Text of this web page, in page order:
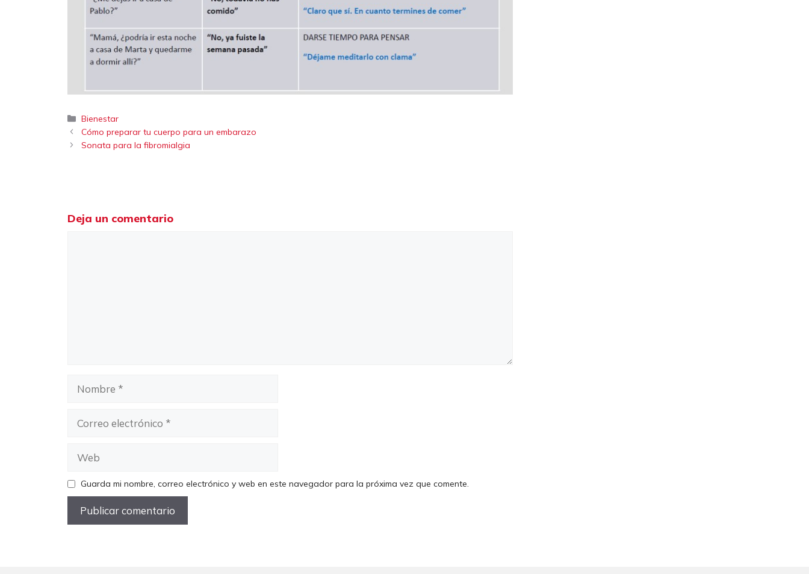
Categorías
Bienestar
Cómo preparar tu cuerpo para un embarazo
Sonata para la fibromialgia
Deja un comentario
electrónico
Guarda mi nombre, correo electrónico y web en este navegador para la próxima vez que comente.